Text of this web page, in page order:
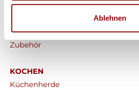
Ablehnen
Pelletöfen
Saunaöfen
Zubehör
KOCHEN
Küchenherde